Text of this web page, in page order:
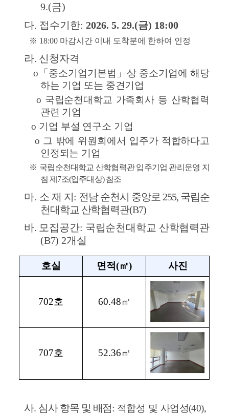
9.(금)
다. 접수기한: 2026. 5. 29.(금) 18:00
※ 18:00 마감시간 이내 도착분에 한하여 인정
라. 신청자격
     o
「 중소기업기본법 」 상 중소기업에 해당
하는 기업 또는 중견기업
     o
국립순천대학교 가족회사 등 산학협력
관련 기업
     o
기업 부설 연구소 기업
     o
그 밖에 위원회에서 입주가 적합하다고
인정되는 기업
※ 국립순천대학교 산학협력관 입주기업 관리운영 지
침 제 7조(입주대상) 참조
마. 소 재 지: 전남 순천시 중앙로 255, 국립순
천대학교 산학협력관(B7)
바. 모집공간: 국립순천대학교 산학협력관
(B7) 2개실
호실 면적(㎡) 사진
702호 60.48㎡
707호 52.36㎡
  사
. 심사 항목 및 배점: 적합성 및 사업성